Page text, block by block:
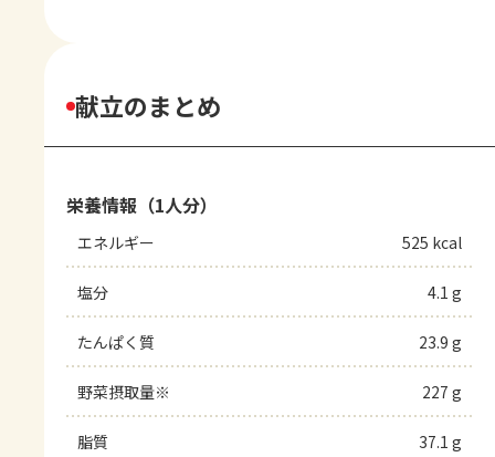
献立のまとめ
栄養情報（1人分）
エネルギー 525 kcal
塩分 4.1 g
たんぱく質 23.9 g
野菜摂取量※ 227 g
脂質 37.1 g